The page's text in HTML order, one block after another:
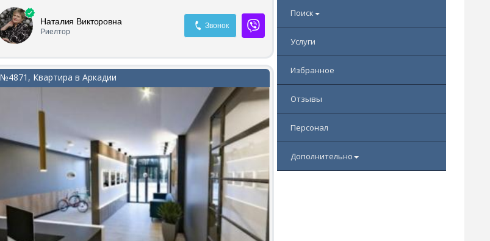
профессионально отциклеван натуральный паркет. Встроенная
кухня с бытовой техникой. При продаже остается вся мебель,
встроенная кухня, техника и предметы интерьера — можно
заехать и жить без дополнительных затрат.
Наталия Викторовна
Риелтор
Звонок
№4871, Квартира в Аркадии
Поиск
Услуги
Избранное
Отзывы
Персонал
Дополнительно